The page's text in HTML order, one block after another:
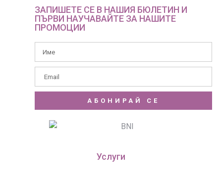
ЗАПИШЕТЕ СЕ В НАШИЯ БЮЛЕТИН И
ПЪРВИ НАУЧАВАЙТЕ ЗА НАШИТЕ
ПРОМОЦИИ
АБОНИРАЙ СЕ
Услуги